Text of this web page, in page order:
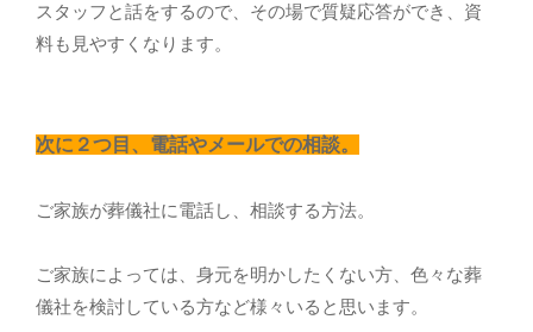
スタッフと話をするので、その場で質疑応答ができ、資
料も見やすくなります。
次に２つ目、電話やメールでの相談。
ご家族が葬儀社に電話し、相談する方法。
ご家族によっては、身元を明かしたくない方、色々な葬
儀社を検討している方など様々いると思います。